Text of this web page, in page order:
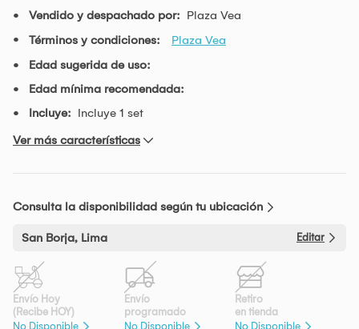
Vendido y despachado por: Plaza Vea
Términos y condiciones:
Plaza Vea
Edad sugerida de uso:
Edad mínima recomendada:
Incluye: Incluye 1 set
Ver más características
Consulta la disponibilidad según tu ubicación
San Borja, Lima Editar
Envío Hoy
(Recibe HOY)
No Disponible
Envío
programado
No Disponible
Retiro
en tienda
No Disponible